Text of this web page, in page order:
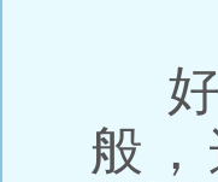
好
般